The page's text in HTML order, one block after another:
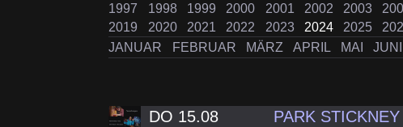
1997 1998 1999 2000 2001 2002 2003
2019
2020 2021 2022 2023 2024 2025
JANUAR
FEBRUAR MÄRZ APRIL MAI JUNI
DO 15.08 PARK